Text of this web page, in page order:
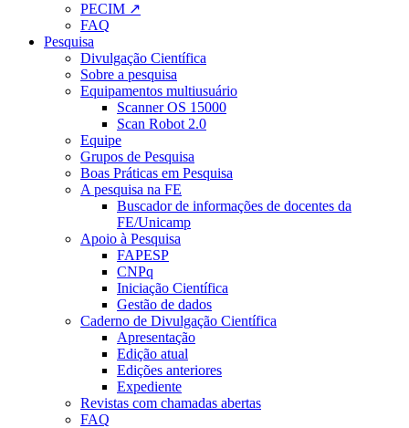
PECIM ↗
FAQ
Pesquisa
Divulgação Científica
Sobre a pesquisa
Equipamentos multiusuário
Scanner OS 15000
Scan Robot 2.0
Equipe
Grupos de Pesquisa
Boas Práticas em Pesquisa
A pesquisa na FE
Buscador de informações de docentes da
FE/Unicamp
Apoio à Pesquisa
FAPESP
CNPq
Iniciação Científica
Gestão de dados
Caderno de Divulgação Científica
Apresentação
Edição atual
Edições anteriores
Expediente
Revistas com chamadas abertas
FAQ